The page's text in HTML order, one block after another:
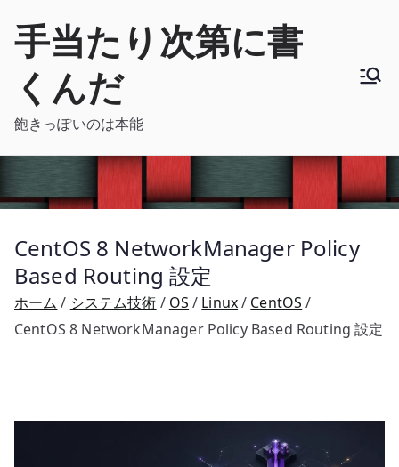
手当たり次第に書
くんだ
飽きっぽいのは本能
CentOS 8 NetworkManager Policy
Based Routing 設定
ホーム システム技術 OS Linux
CentOS
CentOS 8 NetworkManager Policy Based Routing 設定